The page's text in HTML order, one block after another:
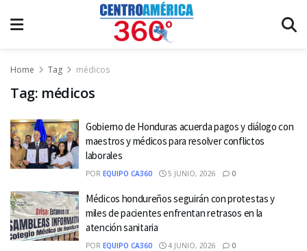
Home Tag médicos
Tag: médicos
Gobierno de Honduras acuerda pagos y diálogo con
maestros y médicos para resolver conflictos
laborales
POR EQUIPO CA360 5 JUNIO, 2026 0
Médicos hondureños seguirán con protestas y
miles de pacientes enfrentan retrasos en la
atención sanitaria
POR EQUIPO CA360 4 JUNIO, 2026 0